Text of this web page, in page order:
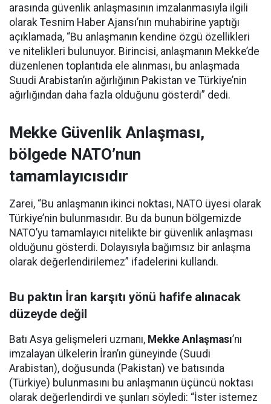
arasında güvenlik anlaşmasının imzalanmasıyla ilgili
olarak Tesnim Haber Ajansı’nın muhabirine yaptığı
açıklamada, “Bu anlaşmanın kendine özgü özellikleri
ve nitelikleri bulunuyor. Birincisi, anlaşmanın Mekke’de
düzenlenen toplantıda ele alınması, bu anlaşmada
Suudi Arabistan’ın ağırlığının Pakistan ve Türkiye’nin
ağırlığından daha fazla olduğunu gösterdi” dedi.
Mekke Güvenlik Anlaşması,
bölgede NATO’nun
tamamlayıcısıdır
Zarei, “Bu anlaşmanın ikinci noktası, NATO üyesi olarak
Türkiye’nin bulunmasıdır. Bu da bunun bölgemizde
NATO’yu tamamlayıcı nitelikte bir güvenlik anlaşması
olduğunu gösterdi. Dolayısıyla bağımsız bir anlaşma
olarak değerlendirilemez” ifadelerini kullandı.
Bu paktın İran karşıtı yönü hafife alınacak
düzeyde değil
Batı Asya gelişmeleri uzmanı, Mekke Anlaşması’nı
imzalayan ülkelerin İran’ın güneyinde (Suudi
Arabistan), doğusunda (Pakistan) ve batısında
(Türkiye) bulunmasını bu anlaşmanın üçüncü noktası
olarak değerlendirdi ve şunları söyledi: “İster istemez